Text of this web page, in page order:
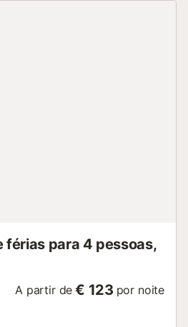
para 4 pessoas,
A partir de € 123 por noite